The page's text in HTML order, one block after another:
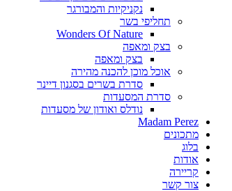
נקניקיות והמבורגר
תחליפי בשר
Wonders Of Nature
בצק ומאפה
בצק ומאפה
אוכל מוכן להכנה מהירה
סדרת בשרים בסגנון דיינר
סדרת המסעדות
נודלס ואודון של מסעדות
Madam Perez
מתכונים
בלוג
אודות
קריירה
צור קשר